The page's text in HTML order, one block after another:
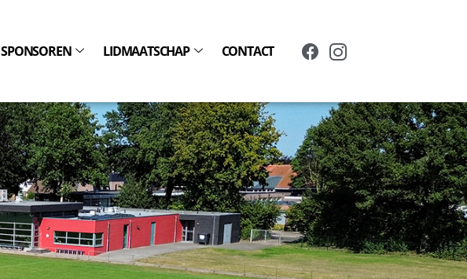
SPONSOREN LIDMAATSCHAP CONTACT